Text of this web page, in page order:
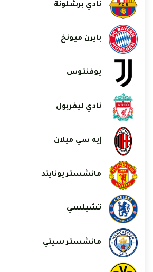
نادي برشلونة
بايرن ميونخ
يوفنتوس
نادي ليفربول
إيه سي ميلان
مانشستر يونايتد
تشيلسي
مانشستر سيتي